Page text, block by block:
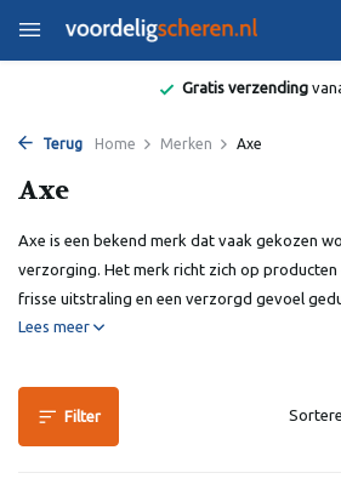
Bekend van de
Terug Home Merken Axe
Axe
Axe is een bekend merk dat vaak gekozen
verzorging. Het merk richt zich op producten
frisse uitstraling en een verzorgd gevoel
Lees meer
Filter